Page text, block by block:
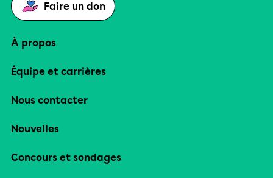
Faire un don
À propos
Équipe et carrières
Nous contacter
Nouvelles
Concours et sondages